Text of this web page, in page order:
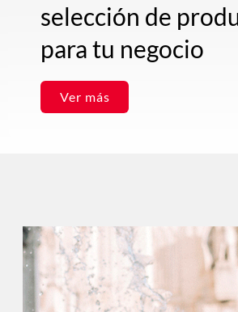
selección de
para tu negocio
Ver más